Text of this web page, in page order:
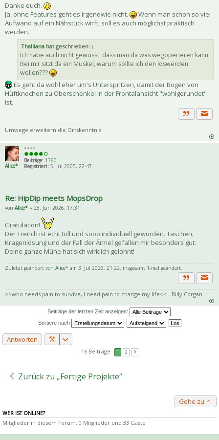
Danke euch.
Ja, ohne Features geht es irgendwie nicht.
Wenn man schon so viel
Aufwand auf ein Nähstück wirft, soll es auch möglichst praktisch
werden.
Thalliana hat geschrieben: ↑
Ich habe auch nicht gewusst, dass man da was wegoperieren kann.
Bei mir sitzt da ein Muskel, warum sollte ich den loswerden
wollen???
Es geht da wohl eher um's Unterspritzen, damit der Bogen von
Hüftknochen zu Oberschenkel in der Frontalansicht "wohlgerundet"
ist.
Zitat
Umwege erweitern die Ortskenntnis.
Alice*
****
Beiträge: 1360
Registriert:5. Jul 2005, 22:47
Re: HipDip meets MopsDrop
von Alice* » 28. Jun 2026, 17:31
Gratulation!
Der Trench ist echt toll und sooo individuell geworden. Taschen,
Kragenlösung und der Fall der Ärmel gefallen mir besonders gut.
Deine ganze Mühe hat sich wirklich gelohnt!
Zuletzt geändert von Alice* am 3. Jul 2026, 21:22, insgesamt 1-mal geändert.
Zitat
>>who needs pain to survive, I need pain to change my life<< - Billy Corgan
Beiträge der letzten Zeit anzeigen:
Sortiere nach
Antworten
16 Beiträge 1 2
Zurück zu „Fertige Projekte“
Gehe zu
WER IST ONLINE?
Mitglieder in diesem Forum: 0 Mitglieder und 33 Gäste